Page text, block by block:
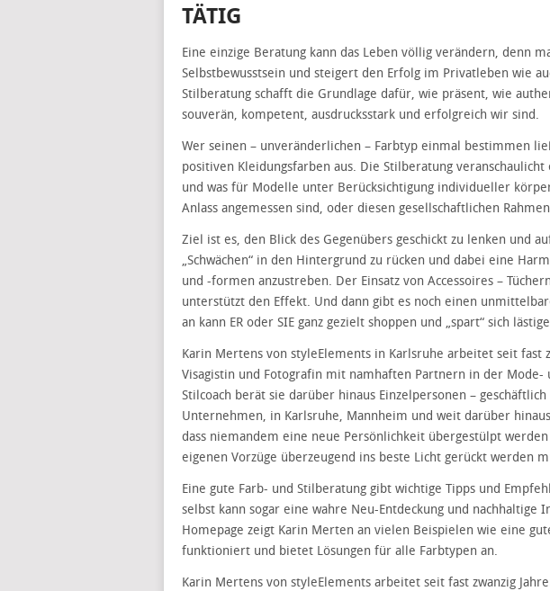
TÄTIG
Eine einzige Beratung kann das Leben völlig verändern, denn
Selbstbewusstsein und steigert den Erfolg im Privatleben wie
Stilberatung schafft die Grundlage dafür, wie präsent, wie
souverän, kompetent, ausdrucksstark und erfolgreich wir sind.
Wer seinen – unveränderlichen – Farbtyp einmal bestimmen
positiven Kleidungsfarben aus. Die Stilberatung veranschaulicht
und was für Modelle unter Berücksichtigung individueller
Anlass angemessen sind, oder diesen gesellschaftlichen
Ziel ist es, den Blick des Gegenübers geschickt zu lenken und
„Schwächen“ in den Hintergrund zu rücken und dabei eine
und -formen anzustreben. Der Einsatz von Accessoires –
unterstützt den Effekt. Und dann gibt es noch einen
an kann ER oder SIE ganz gezielt shoppen und „spart“ sich
Karin Mertens von styleElements in Karlsruhe arbeitet seit fast
Visagistin und Fotografin mit namhaften Partnern in der Mode-
Stilcoach berät sie darüber hinaus Einzelpersonen –
Unternehmen, in Karlsruhe, Mannheim und weit darüber
dass niemandem eine neue Persönlichkeit übergestülpt
eigenen Vorzüge überzeugend ins beste Licht gerückt werden
Eine gute Farb- und Stilberatung gibt wichtige Tipps und
selbst kann sogar eine wahre Neu-Entdeckung und nachhaltige
Homepage zeigt Karin Merten an vielen Beispielen wie eine
funktioniert und bietet Lösungen für alle Farbtypen an.
Karin Mertens von styleElements arbeitet seit fast zwanzig